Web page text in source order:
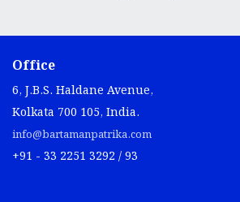
Office
6, J.B.S. Haldane Avenue,
Kolkata 700 105, India.
info@bartamanpatrika.com
+91 - 33 2251 3292 / 93